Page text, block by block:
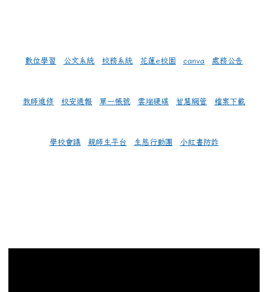
數位學習 公文系統 校務系統 花蓮e校園 canva 處務公告
教師進修 校安通報 單一帳號 雲端硬碟 智慧網管 檔案下載
學校會議 親師生平台 生態行動團 小紅書防詐